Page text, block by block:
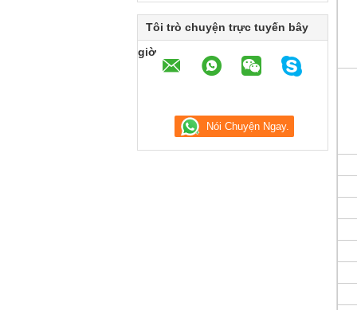
Tôi trò chuyện trực tuyến bây
giờ